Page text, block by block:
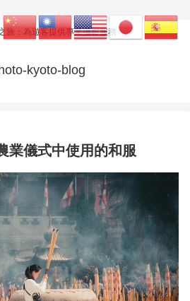
旅：為遊客提供專業攝影服務
kyoto-blog
業儀式中使用的和服